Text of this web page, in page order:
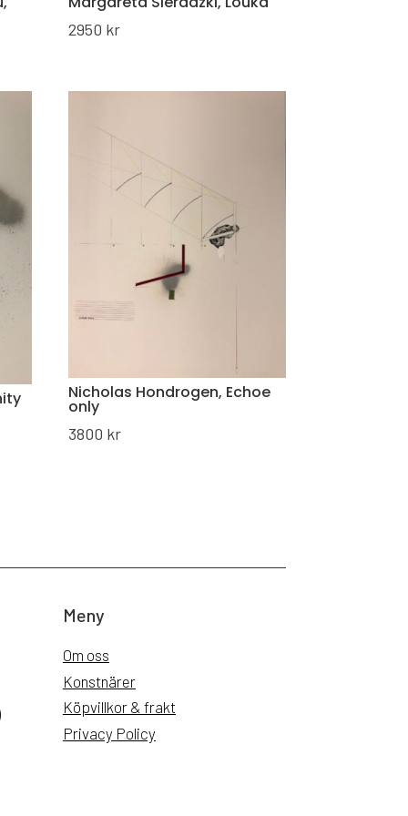
2950 kr
Nicholas Hondrogen, Echoe
only
3800 kr
Meny
Om oss
Konstnärer
Köpvillkor & frakt
Privacy Policy